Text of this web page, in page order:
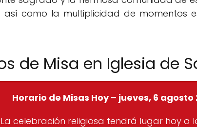
así como la multiplicidad de momentos
de Misa en Iglesia de
Horario de Misas Hoy – jueves, 6 agosto
La celebración religiosa tendrá lugar hoy a